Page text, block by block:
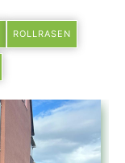
ROLLRASEN